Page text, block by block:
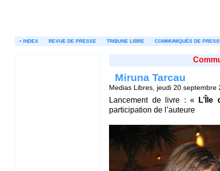
• INDEX REVUE DE PRESSE TRIBUNE LIBRE COMMUNIQUÉS DE
Miruna Tarcau
Medias Libres, jeudi 20
Lancement de livre : «
L’Île
participation de l’auteure